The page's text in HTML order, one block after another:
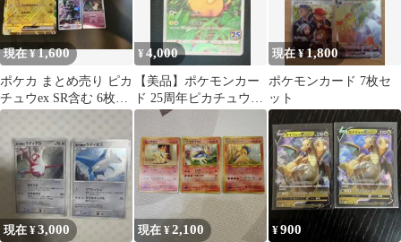
現在 ¥1,600
ポケカ まとめ売り ピカ
チュウex SR含む 6枚セ
ット
¥4,000
【美品】ポケモンカー
ド 25周年ピカチュウ&
ホウオウ
現在 ¥1,800
ポケモンカード 7枚セ
ット
現在 ¥3,000 現在 ¥2,100 ¥900